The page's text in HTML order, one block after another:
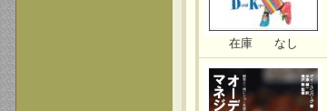
在庫 なし